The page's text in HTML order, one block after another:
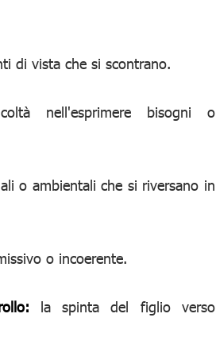
di vista che si scontrano.
nell'esprimere bisogni o
o ambientali che si riversano in
o incoerente.
la spinta del figlio verso